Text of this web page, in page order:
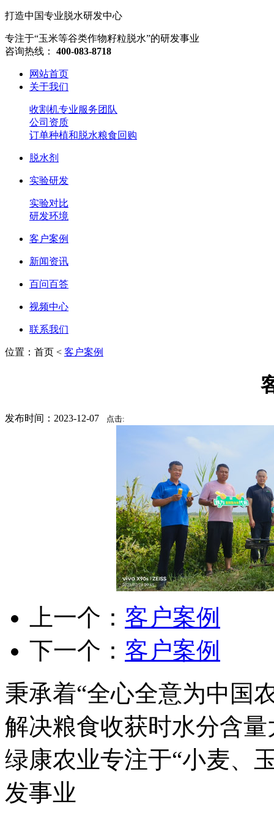
打造中国专业脱水研发中心
专注于“玉米等谷类作物籽粒脱水”的研发事业
咨询热线： 400-083-8718
网站首页
关于我们
收割机专业服务团队
公司资质
订单种植和脱水粮食回购
脱水剂
实验研发
实验对比
研发环境
客户案例
新闻资讯
百问百答
视频中心
联系我们
位置：首页 < 客户案例
发布时间：2023-12-07 点击:
上一个： 客户案例
下一个： 客户案例
秉承着“全心全意为中国
解决粮食收获时水分含
绿康农业专注于“小麦、
发事业